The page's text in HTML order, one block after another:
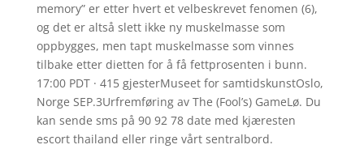
memory” er etter hvert et velbeskrevet fenomen (6),
og det er altså slett ikke ny muskelmasse som
oppbygges, men tapt muskelmasse som vinnes
tilbake etter dietten for å få fettprosenten i bunn.
17:00 PDT · 415 gjesterMuseet for samtidskunstOslo,
Norge SEP.3Urfremføring av The (Fool’s) GameLø. Du
kan sende sms på 90 92 78 date med kjæresten
escort thailand eller ringe vårt sentralbord.